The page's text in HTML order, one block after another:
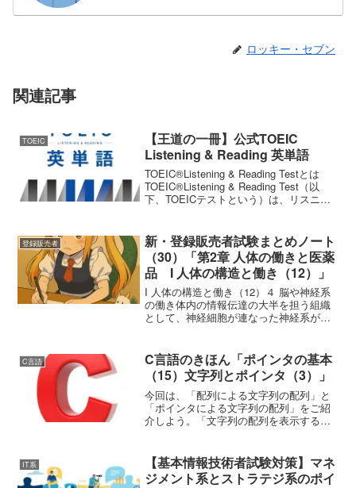
ロッキー・セブン
関連記事
TOEIC
【王道の一冊】公式TOEIC
Listening & Reading 英単語
TOEIC®Listening & Reading Testとは
TOEIC®Listening & Reading Test（以
下、TOEICテストという）は、リスニン
登録販売者
新・登録販売者試験まとめノート
（30）「第2章 人体の働きと医薬
品 I 人体の構造と働き（12）」
I 人体の構造と働き（12）４ 脳や神経系
の働き体内の情報伝達の大半を担う組織
として、神経細胞が連なった神経系があ
個々の組織は刺激によって反射的に動く
ことが出来るが、実...
C言語
C言語のきほん「ポインタの基本
（15）文字列とポインタ（3）」
今回は、「配列による文字列の配列」と
「ポインタによる文字列の配列」をご紹
介しよう。「文字列の配列を表示するプ
で、 Visual Studio Code（1....
IT系
【基本情報技術者試験対策】マネ
ジメント系とストラテジ系のポイ